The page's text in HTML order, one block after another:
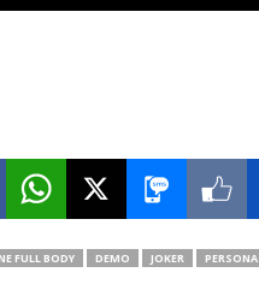
FULL BODY DEMO JOKER PERSONA